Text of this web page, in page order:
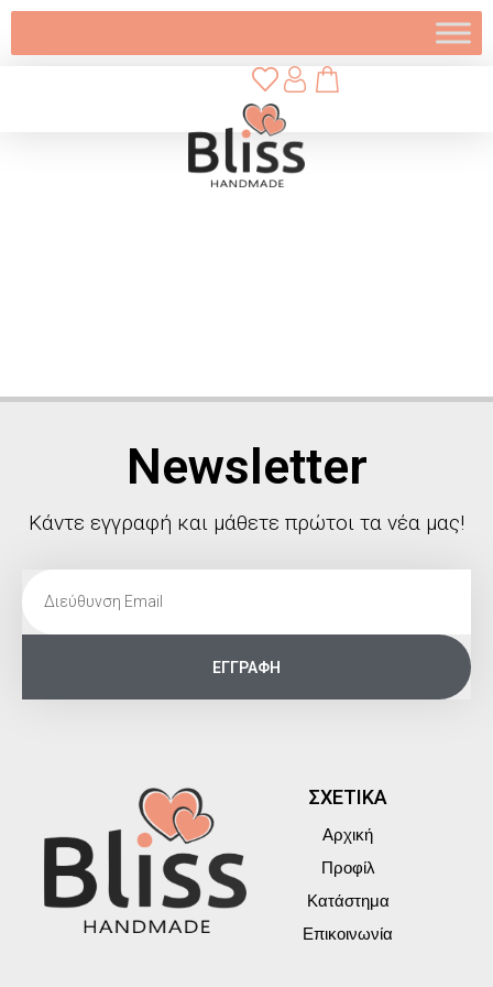
Newsletter
Κάντε εγγραφή και μάθετε πρώτοι τα νέα μας!
ΕΓΓΡΑΦΗ
ΣΧΕΤΙΚΑ
Αρχική
Προφίλ
Κατάστημα
Επικοινωνία